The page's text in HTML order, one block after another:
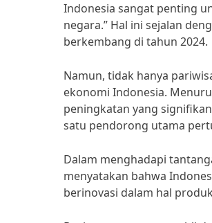
Indonesia sangat penting
negara.” Hal ini sejalan
berkembang di tahun 2024.
Namun, tidak hanya
ekonomi Indonesia.
peningkatan yang
satu pendorong utama
Dalam menghadapi
menyatakan bahwa
berinovasi dalam hal